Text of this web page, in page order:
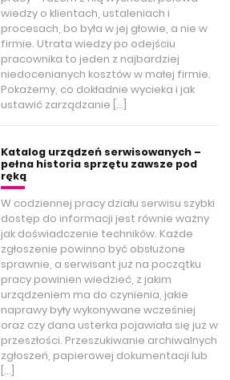
wiedzy o klientach, ustaleniach i
procesach, bo była w jej głowie, a nie w
firmie. Utrata wiedzy po odejściu
pracownika to jeden z najbardziej
niedocenianych kosztów w małej firmie.
Pokażemy, co dokładnie wycieka i jak
ustawić zarządzanie […]
Katalog urządzeń serwisowanych –
pełna historia sprzętu zawsze pod
ręką
W codziennej pracy działu serwisu szybki
dostęp do informacji jest równie ważny
jak doświadczenie techników. Każde
zgłoszenie powinno być obsłużone
sprawnie, a serwisant już na początku
pracy powinien wiedzieć, z jakim
urządzeniem ma do czynienia, jakie
naprawy były wykonywane wcześniej
oraz czy dana usterka pojawiała się już w
przeszłości. Przeszukiwanie archiwalnych
zgłoszeń, papierowej dokumentacji lub
[…]